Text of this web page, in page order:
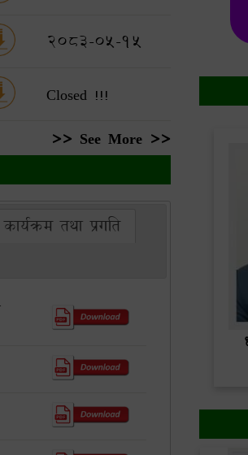
2083-05-15
Closed !!!
>> See More >>
कार्यक्रम तथा प्रगति